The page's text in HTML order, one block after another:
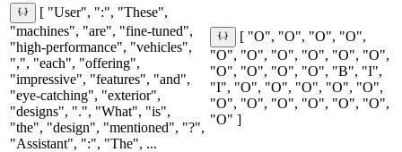
[ "User", ":", "These",
"machines", "are", "fine-tuned",
"high-performance", "vehicles",
",", "each", "offering",
"impressive", "features", "and",
"eye-catching", "exterior",
"designs", ".", "What", "is",
"the", "design", "mentioned", "?",
"Assistant", ":", "The", ...
[ "O", "O", "O", "O",
"O", "O", "O", "O", "O", "O",
"O", "O", "O", "O", "B", "I",
"I", "O", "O", "O", "O", "O",
"O", "O", "O", "O", "O", "O",
"O" ]